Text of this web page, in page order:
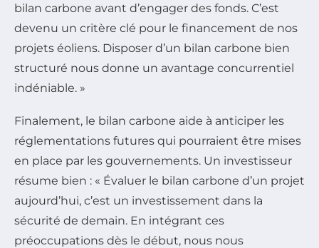
bilan carbone avant d’engager des fonds. C’est
devenu un critère clé pour le financement de nos
projets éoliens. Disposer d’un bilan carbone bien
structuré nous donne un avantage concurrentiel
indéniable. »
Finalement, le bilan carbone aide à anticiper les
réglementations futures qui pourraient être mises
en place par les gouvernements. Un investisseur
résume bien : « Évaluer le bilan carbone d’un projet
aujourd’hui, c’est un investissement dans la
sécurité de demain. En intégrant ces
préoccupations dès le début, nous nous